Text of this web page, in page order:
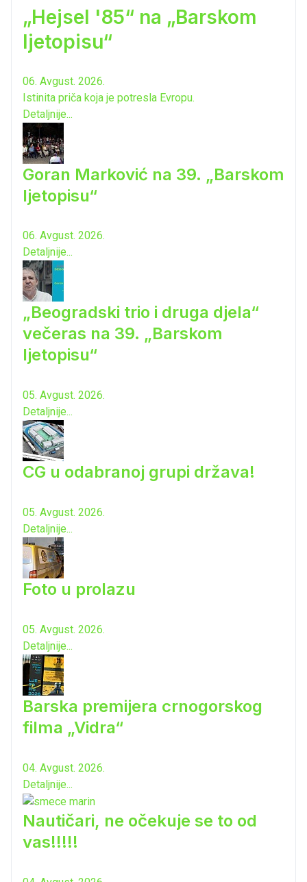
„Hejsel '85“ na „Barskom
ljetopisu“
06. Avgust. 2026.
Istinita priča koja je potresla Evropu.
Detaljnije...
Goran Marković na 39. „Barskom
ljetopisu“
06. Avgust. 2026.
Detaljnije...
„Beogradski trio i druga djela“
večeras na 39. „Barskom
ljetopisu“
05. Avgust. 2026.
Detaljnije...
CG u odabranoj grupi država!
05. Avgust. 2026.
Detaljnije...
Foto u prolazu
05. Avgust. 2026.
Detaljnije...
Barska premijera crnogorskog
filma „Vidra“
04. Avgust. 2026.
Detaljnije...
Nautičari, ne očekuje se to od
vas!!!!!